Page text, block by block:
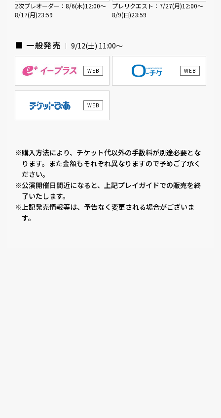
2次プレオーダー：8/6(木)12:00～
8/17(月)23:59
プレリクエスト：7/27(月)12:00～
8/9(日)23:59
■ 一般発売 9/12(土) 11:00〜
WEB WEB
WEB
※購入方法により、チケット代以外の手数料が別途必要とな
ります。また金額もそれぞれ異なりますので予めご了承く
ださい。
※公演開催日間近になると、上記プレイガイドでの販売を終
了いたします。
※上記発売情報等は、予告なく変更される場合がございま
す。